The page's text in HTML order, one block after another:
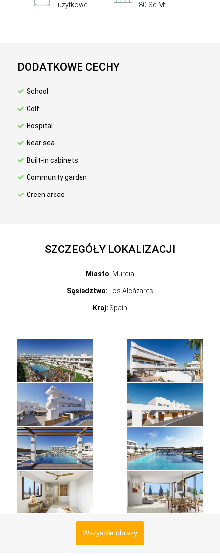
użytkowe 80 Sq Mt
DODATKOWE CECHY
School
Golf
Hospital
Near sea
Built-in cabinets
Community garden
Green areas
SZCZEGÓŁY LOKALIZACJI
Miasto: Murcia
Sąsiedztwo: Los Alcázares
Kraj: Spain
Wszystkie obrazy